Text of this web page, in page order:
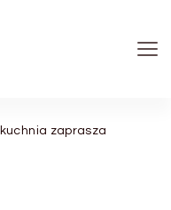
kuchnia zaprasza